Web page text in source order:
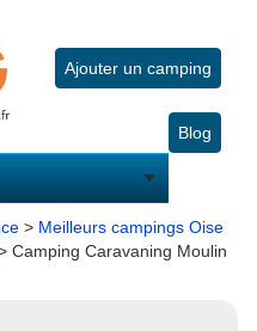
Ajouter un camping
Blog
> Meilleurs campings Oise
Camping Caravaning Moulin